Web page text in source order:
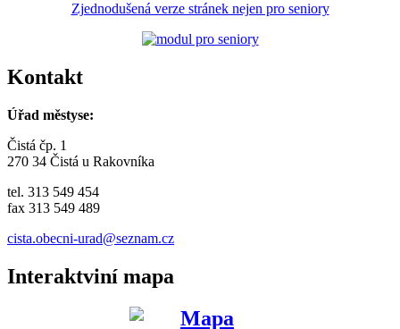
Zjednodušená verze stránek nejen pro seniory
Kontakt
Úřad městyse:
Čistá čp. 1
270 34 Čistá u Rakovníka
tel. 313 549 454
fax 313 549 489
cista.obecni-urad@seznam.cz
Interaktviní mapa